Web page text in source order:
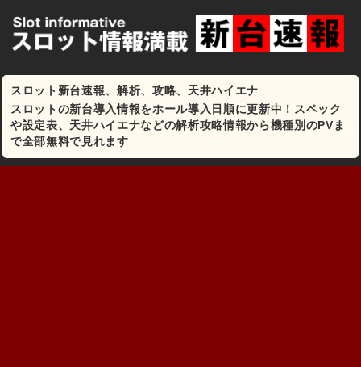
スロット新台速報、解析、攻略、天井ハイエナ
スロットの新台導入情報をホール導入日順に更新中！スペック
や設定表、天井ハイエナなどの解析攻略情報から機種別のPVま
で全部無料で見れます